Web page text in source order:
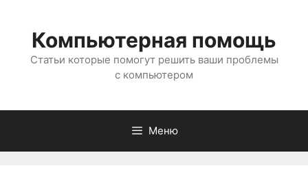
содержимому
Компьютерная помощь
Статьи которые помогут решить ваши проблемы
с компьютером
Меню